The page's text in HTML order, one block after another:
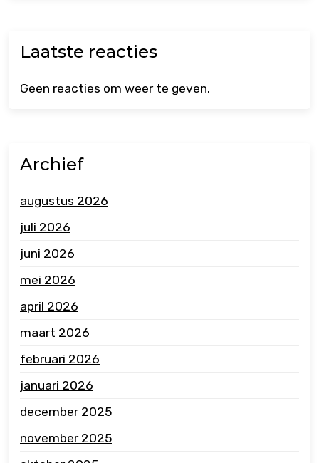
Laatste reacties
Geen reacties om weer te geven.
Archief
augustus 2026
juli 2026
juni 2026
mei 2026
april 2026
maart 2026
februari 2026
januari 2026
december 2025
november 2025